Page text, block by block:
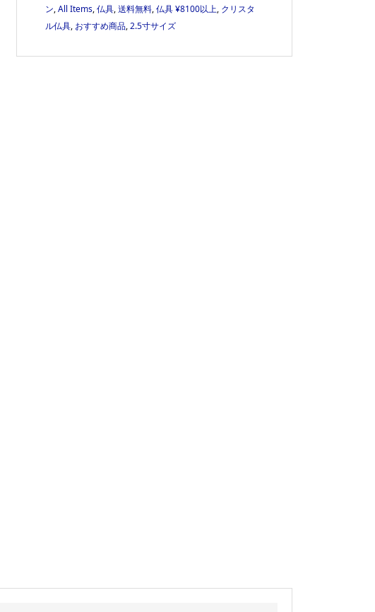
ン,All Items,仏具,送料無料,仏具 ¥8100以上, クリスタ
ル仏具, おすすめ商品,2.5寸サイズ